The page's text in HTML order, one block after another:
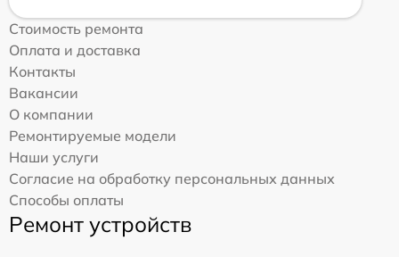
Стоимость ремонта
Оплата и доставка
Контакты
Вакансии
О компании
Ремонтируемые модели
Наши услуги
Согласие на обработку персональных данных
Способы оплаты
Ремонт устройств